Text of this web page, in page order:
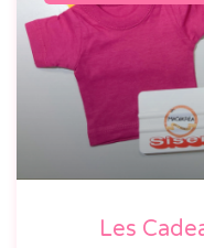
Les